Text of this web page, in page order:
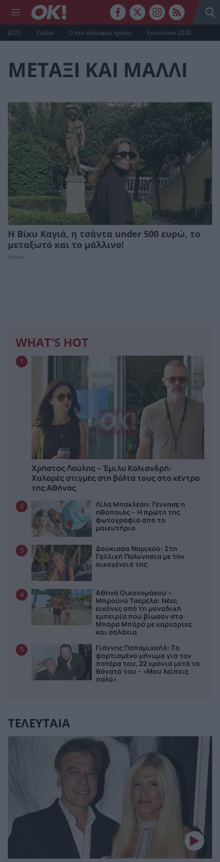
J2US Ζώδια Ο πιο αδύναμος κρίκος Eurovision 2026
ΜΕΤΑΞΙ ΚΑΙ ΜΑΛΛΙ
Η Βίκυ Καγιά, η τσάντα under 500 ευρώ, το
μεταξωτό και το μάλλινο!
ΜΟΔΑ
WHAT'S HOT
1
Χρήστος Λούλης – Έμιλυ Κολιανδρή:
Χαλαρές στιγμές στη βόλτα τους στο κέντρο
της Αθήνας
2
Λίλα Μπακλέση: Γέννησε η
ηθοποιός – Η πρώτη της
φωτογραφία από το
μαιευτήριο
3
Δούκισσα Νομικού: Στη
Γαλλική Πολυνησία με την
οικογένειά της
4
Αθηνά Οικονομάκου –
Μπρούνο Τσερέλα: Νέες
εικόνες από τη μοναδική
εμπειρία που βίωσαν στα
Μπόρα Μπόρα με καρχαρίες
και σαλάχια
5
Γιάννης Παπαμιχαήλ: Το
φορτισμένο μήνυμα για τον
πατέρα του, 22 χρόνια μετά το
θάνατό του – «Μου λείπεις
πολύ»
ΤΕΛΕΥΤΑΙΑ